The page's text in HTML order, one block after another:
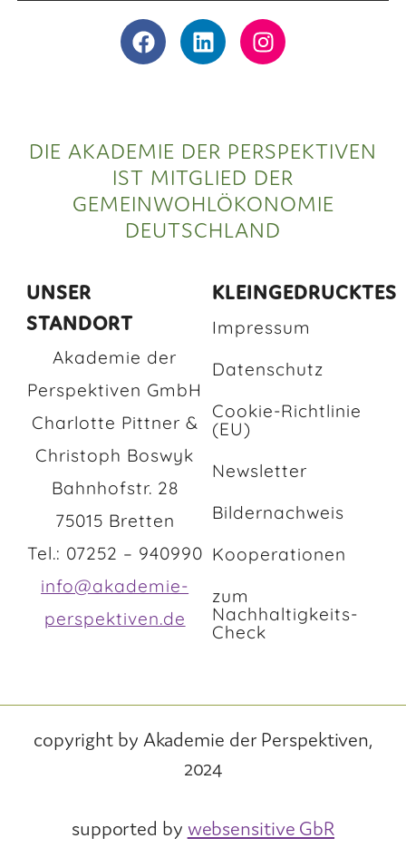
DIE AKADEMIE DER PERSPEKTIVEN
IST MITGLIED DER
GEMEINWOHLÖKONOMIE
DEUTSCHLAND
UNSER
STANDORT
Akademie der
Perspektiven GmbH
Charlotte Pittner &
Christoph Boswyk
Bahnhofstr. 28
75015 Bretten
Tel.: 07252 – 940990
info@akademie-
perspektiven.de
KLEINGEDRUCKTES
Impressum
Datenschutz
Cookie-Richtlinie
(EU)
Newsletter
Bildernachweis
Kooperationen
zum
Nachhaltigkeits-
Check
copyright by Akademie der Perspektiven,
2024
supported by websensitive GbR